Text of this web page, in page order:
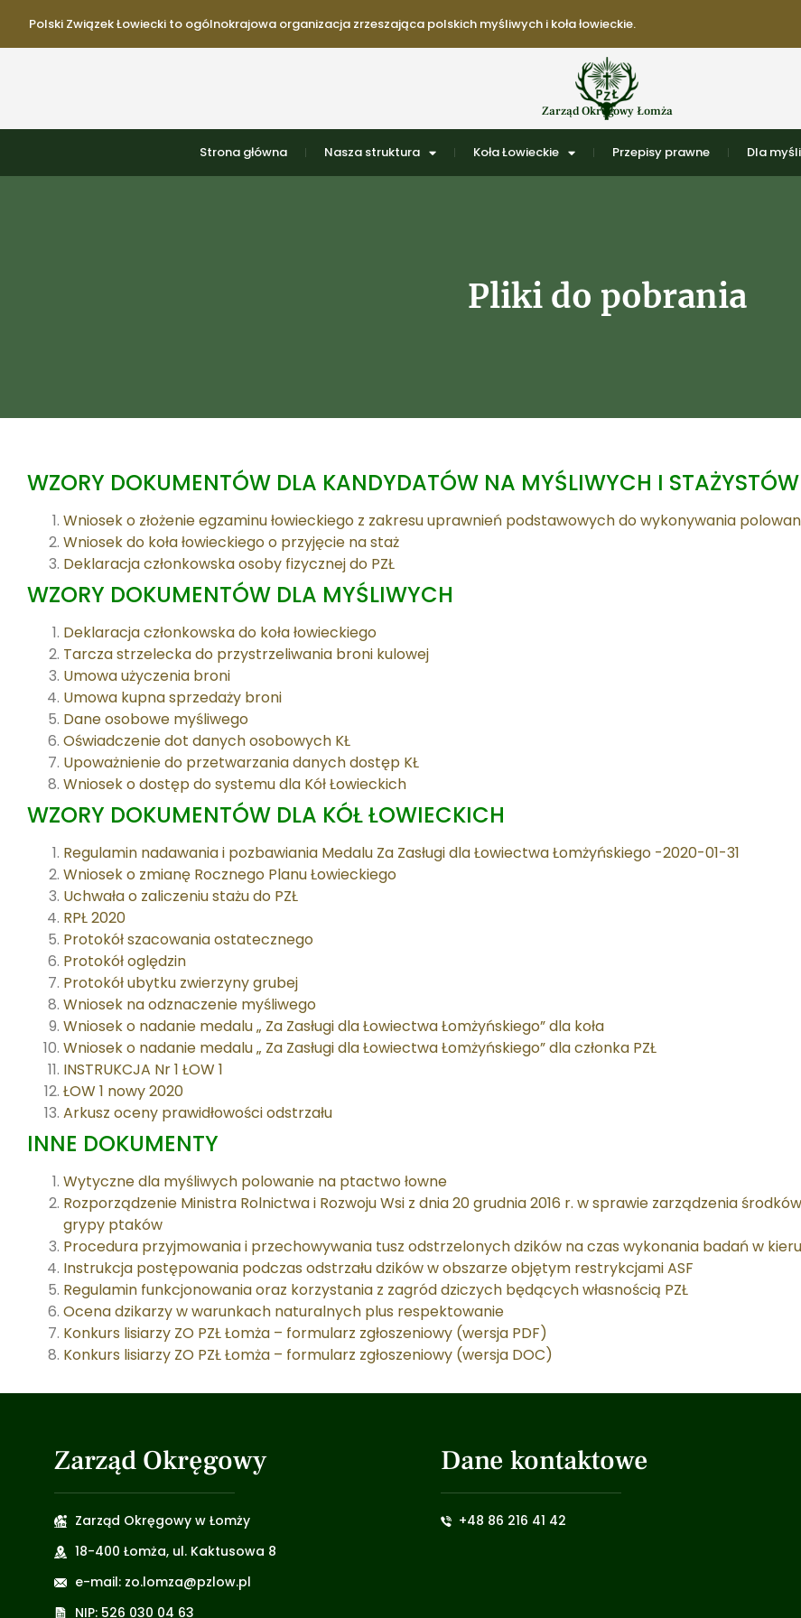
Polski Związek Łowiecki to ogólnokrajowa organizacja zrzeszająca polskich myśliwych i koła łowieckie.
Zarząd Okręgowy Łomża
Strona główna Nasza struktura Koła Łowieckie Przepisy prawne Dla
Pliki do pobrania
WZORY DOKUMENTÓW DLA KANDYDATÓW NA MYŚLIWYCH I STAŻYSTÓW
Wniosek o złożenie egzaminu łowieckiego z zakresu uprawnień podstawowych do wykonywania
Wniosek do koła łowieckiego o przyjęcie na staż
Deklaracja członkowska osoby fizycznej do PZŁ
WZORY DOKUMENTÓW DLA MYŚLIWYCH
Deklaracja członkowska do koła łowieckiego
Tarcza strzelecka do przystrzeliwania broni kulowej
Umowa użyczenia broni
Umowa kupna sprzedaży broni
Dane osobowe myśliwego
Oświadczenie dot danych osobowych KŁ
Upoważnienie do przetwarzania danych dostęp KŁ
Wniosek o dostęp do systemu dla Kół Łowieckich
WZORY DOKUMENTÓW DLA KÓŁ ŁOWIECKICH
Regulamin nadawania i pozbawiania Medalu Za Zasługi dla Łowiectwa Łomżyńskiego -2020-01-31
Wniosek o zmianę Rocznego Planu Łowieckiego
Uchwała o zaliczeniu stażu do PZŁ
RPŁ 2020
Protokół szacowania ostatecznego
Protokół oględzin
Protokół ubytku zwierzyny grubej
Wniosek na odznaczenie myśliwego
Wniosek o nadanie medalu „ Za Zasługi dla Łowiectwa Łomżyńskiego” dla koła
Wniosek o nadanie medalu „ Za Zasługi dla Łowiectwa Łomżyńskiego” dla członka PZŁ
INSTRUKCJA Nr 1 ŁOW 1
ŁOW 1 nowy 2020
Arkusz oceny prawidłowości odstrzału
INNE DOKUMENTY
Wytyczne dla myśliwych polowanie na ptactwo łowne
Rozporządzenie Ministra Rolnictwa i Rozwoju Wsi z dnia 20 grudnia 2016 r. w sprawie zarządzenia
grypy ptaków
Procedura przyjmowania i przechowywania tusz odstrzelonych dzików na czas wykonania badań w
Instrukcja postępowania podczas odstrzału dzików w obszarze objętym restrykcjami ASF
Regulamin funkcjonowania oraz korzystania z zagród dziczych będących własnością PZŁ
Ocena dzikarzy w warunkach naturalnych plus respektowanie
Konkurs lisiarzy ZO PZŁ Łomża – formularz zgłoszeniowy (wersja PDF)
Konkurs lisiarzy ZO PZŁ Łomża – formularz zgłoszeniowy (wersja DOC)
Zarząd Okręgowy
Zarząd Okręgowy w Łomży
18-400 Łomża, ul. Kaktusowa 8
e-mail: zo.lomza@pzlow.pl
NIP: 526 030 04 63
Dane kontaktowe
+48 86 216 41 42